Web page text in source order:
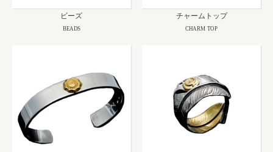
ビーズ
BEADS
チャームトップ
CHARM TOP